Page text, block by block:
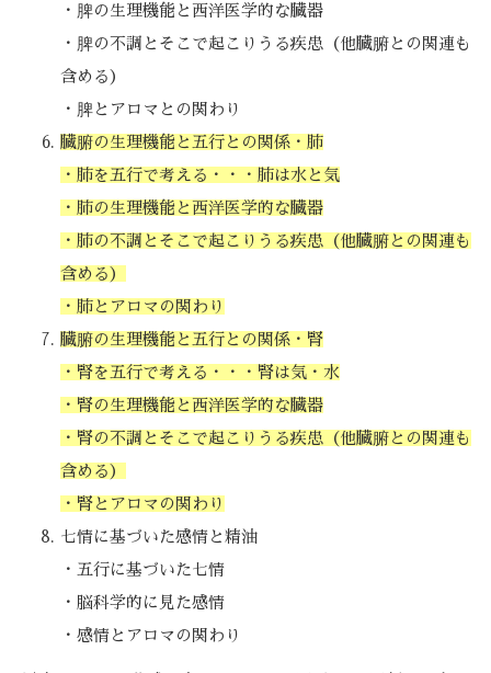
・脾の生理機能と西洋医学的な臓器
・脾の不調とそこで起こりうる疾患（他臓腑との関連も
含める）
・脾とアロマとの関わり
臓腑の生理機能と五行との関係・肺
・肺を五行で考える・・・肺は水と気
・肺の生理機能と西洋医学的な臓器
・肺の不調とそこで起こりうる疾患（他臓腑との関連も
含める）
・肺とアロマの関わり
臓腑の生理機能と五行との関係・腎
・腎を五行で考える・・・腎は気・水
・腎の生理機能と西洋医学的な臓器
・腎の不調とそこで起こりうる疾患（他臓腑との関連も
含める）
・腎とアロマの関わり
七情に基づいた感情と精油
・五行に基づいた七情
・脳科学的に見た感情
・感情とアロマの関わり